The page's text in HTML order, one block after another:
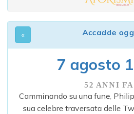
Accadde
7 agosto
52 ANNI FA
Camminando su una fune,
sua celebre traversata delle